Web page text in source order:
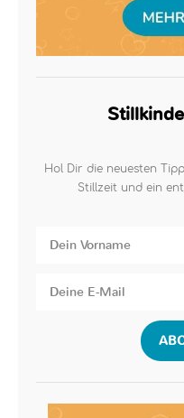
Hol Dir die neuesten
Stillzeit und ein